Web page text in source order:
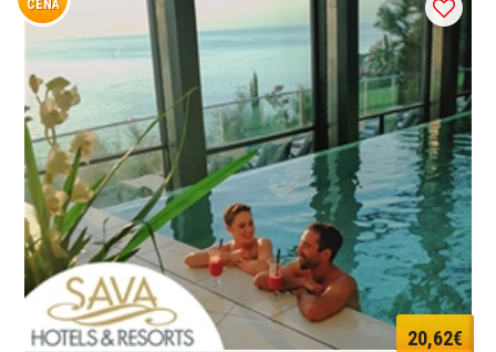
CENA
20,62€